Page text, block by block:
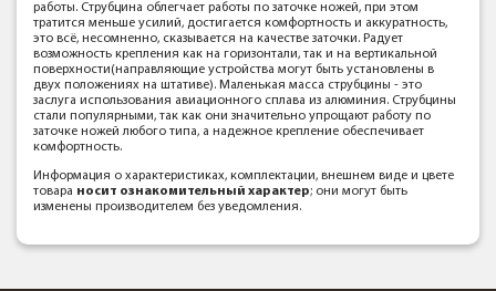
работы. Струбцина облегчает работы по заточке ножей, при этом
тратится меньше усилий, достигается комфортность и аккуратность,
это всё, несомненно, сказывается на качестве заточки. Радует
возможность крепления как на горизонтали, так и на вертикальной
поверхности(направляющие устройства могут быть установлены в
двух положениях на штативе). Маленькая масса струбцины - это
заслуга использования авиационного сплава из алюминия. Струбцины
стали популярными, так как они значительно упрощают работу по
заточке ножей любого типа, а надежное крепление обеспечивает
комфортность.
Информация о характеристиках, комплектации, внешнем виде и цвете
товара носит ознакомительный характер; они могут быть
изменены производителем без уведомления.